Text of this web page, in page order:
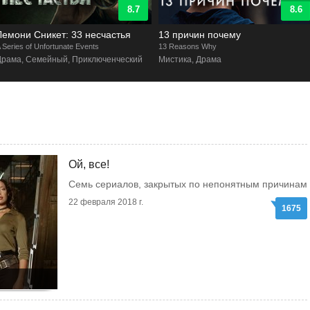
8.6
причин почему
Reasons Why
Драма
6.8
Легкий, как перышко
Light as a Feather
Драма, Мистика, Триллер
Ой, все!
Семь сериалов, закрытых по непонятным причинам
22 февраля 2018 г.
1675